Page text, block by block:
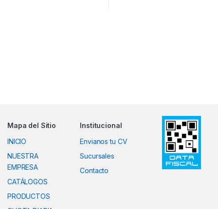
Mapa del Sitio
INICIO
NUESTRA
EMPRESA
CATÁLOGOS
PRODUCTOS
Institucional
Envianos tu CV
Sucursales
Contacto